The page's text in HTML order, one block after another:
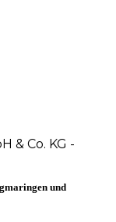
& Co. KG -
und